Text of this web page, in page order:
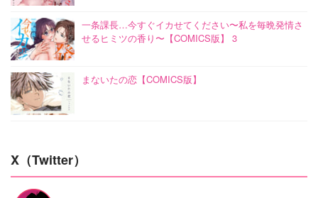
一条課長…今すぐイカせてください〜私を毎晩発情さ
せるヒミツの香り〜【COMICS版】 3
まないたの恋【COMICS版】
X（Twitter）